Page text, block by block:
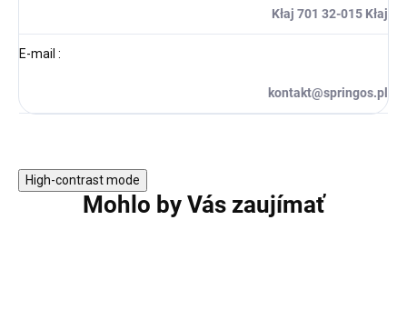
Kłaj 701 32-015 Kłaj
E-mail :
kontakt@springos.pl
High-contrast mode
Mohlo by Vás zaujímať